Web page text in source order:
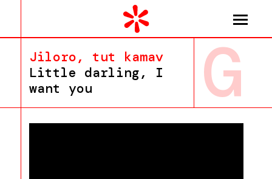
Jiloro, tut kamav
Little darling, I
want you
G